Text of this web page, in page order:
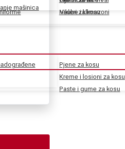
mašinica
Haube i klimazoni
Pjene za kosu
Kreme i losioni za kosu
Paste i gume za kosu
Vikleri za kosu